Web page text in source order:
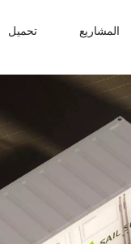
تحميل المشاريع